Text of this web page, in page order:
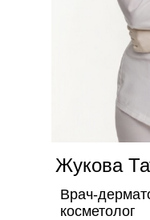
Врач-
косметолог
Жукова